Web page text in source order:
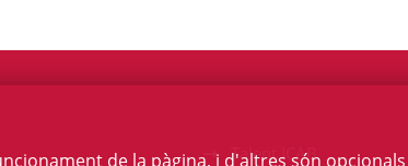
Talent ICAB
de la pàgina, i d'altres són